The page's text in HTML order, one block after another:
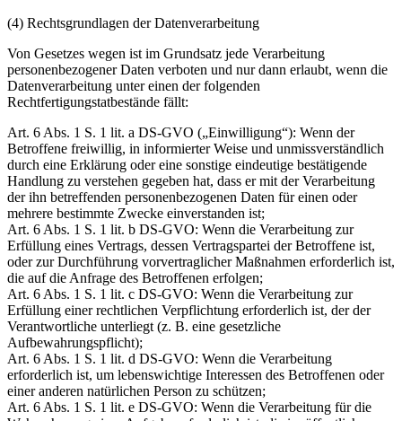
(4) Rechtsgrundlagen der Datenverarbeitung
Von Gesetzes wegen ist im Grundsatz jede Verarbeitung
personenbezogener Daten verboten und nur dann erlaubt, wenn die
Datenverarbeitung unter einen der folgenden
Rechtfertigungstatbestände fällt:
Art. 6 Abs. 1 S. 1 lit. a DS-GVO („Einwilligung“): Wenn der
Betroffene freiwillig, in informierter Weise und unmissverständlich
durch eine Erklärung oder eine sonstige eindeutige bestätigende
Handlung zu verstehen gegeben hat, dass er mit der Verarbeitung
der ihn betreffenden personenbezogenen Daten für einen oder
mehrere bestimmte Zwecke einverstanden ist;
Art. 6 Abs. 1 S. 1 lit. b DS-GVO: Wenn die Verarbeitung zur
Erfüllung eines Vertrags, dessen Vertragspartei der Betroffene ist,
oder zur Durchführung vorvertraglicher Maßnahmen erforderlich ist,
die auf die Anfrage des Betroffenen erfolgen;
Art. 6 Abs. 1 S. 1 lit. c DS-GVO: Wenn die Verarbeitung zur
Erfüllung einer rechtlichen Verpflichtung erforderlich ist, der der
Verantwortliche unterliegt (z. B. eine gesetzliche
Aufbewahrungspflicht);
Art. 6 Abs. 1 S. 1 lit. d DS-GVO: Wenn die Verarbeitung
erforderlich ist, um lebenswichtige Interessen des Betroffenen oder
einer anderen natürlichen Person zu schützen;
Art. 6 Abs. 1 S. 1 lit. e DS-GVO: Wenn die Verarbeitung für die